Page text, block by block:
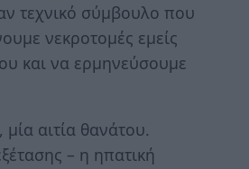
τεχνικό σύμβουλο που
νεκροτομές εμείς
και να ερμηνεύσουμε
αιτία θανάτου.
– η ηπατική